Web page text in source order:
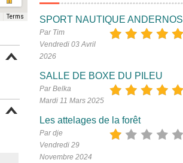
Terms SPORT NAUTIQUE ANDERNOS
Par Tim
Vendredi 03 Avril
2026
SALLE DE BOXE DU PILEU
Par Belka
Mardi 11 Mars 2025
Les attelages de la forêt
Par dje
Vendredi 29
Novembre 2024